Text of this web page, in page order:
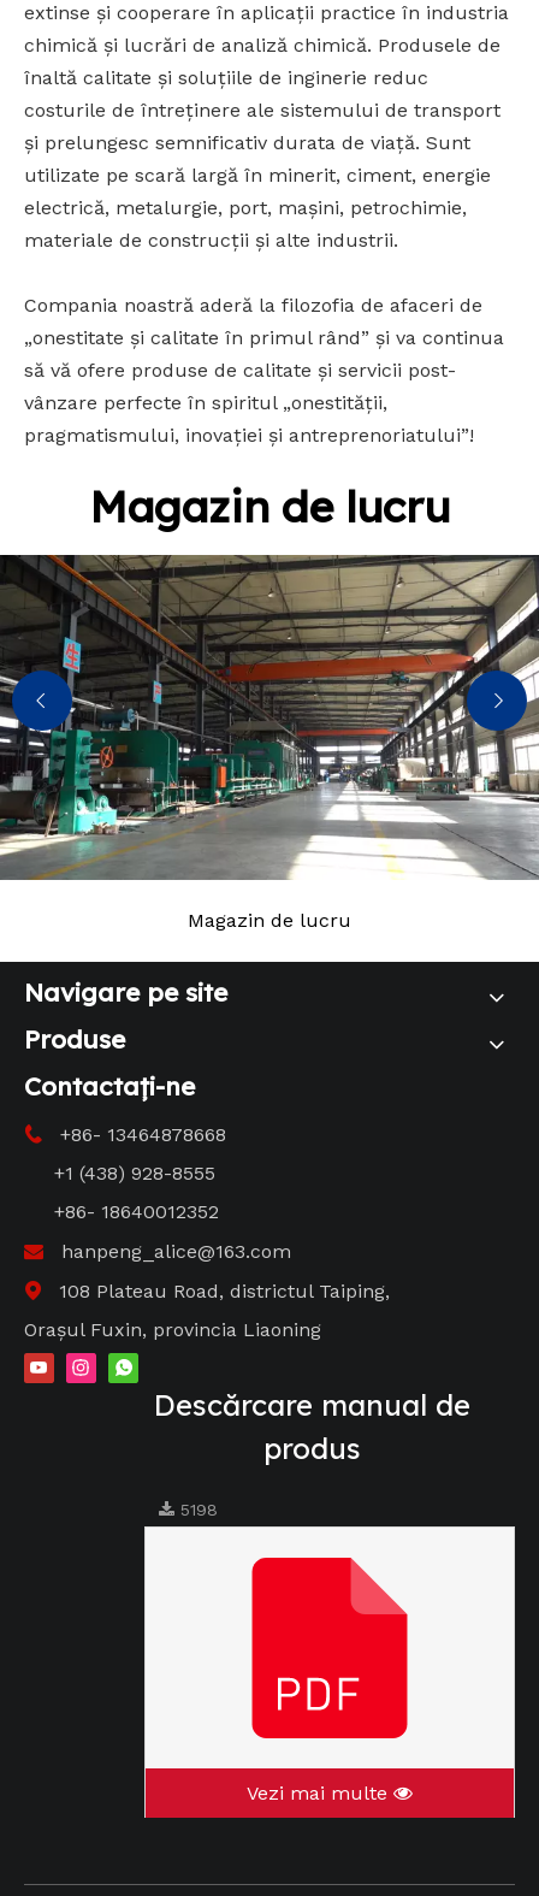
extinse și cooperare în aplicații practice în industria
chimică și lucrări de analiză chimică. Produsele de
înaltă calitate și soluțiile de inginerie reduc
costurile de întreținere ale sistemului de transport
și prelungesc semnificativ durata de viață. Sunt
utilizate pe scară largă în minerit, ciment, energie
electrică, metalurgie, port, mașini, petrochimie,
materiale de construcții și alte industrii.
Compania noastră aderă la filozofia de afaceri de
„onestitate și calitate în primul rând” și va continua
să vă ofere produse de calitate și servicii post-
vânzare perfecte în spiritul „onestității,
pragmatismului, inovației și antreprenoriatului”!
Magazin de lucru
Magazin de lucru
Navigare pe site
Produse
Contactaţi-ne

+86- 13464878668
+1 (438) 928-8555
+86- 18640012352
 hanpeng_alice@163.com

108 Plateau Road, districtul Taiping,
Orașul Fuxin, provincia Liaoning
Descărcare manual de
produs
5198
Vezi mai multe